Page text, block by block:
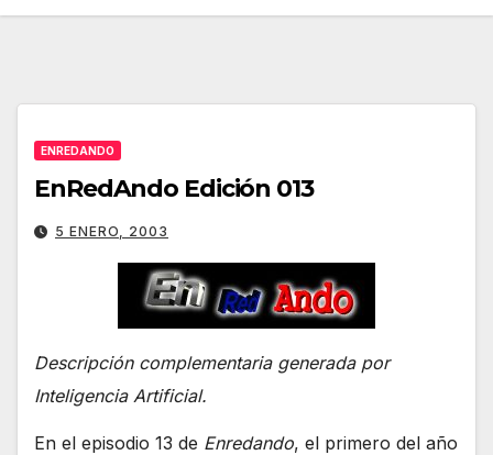
ENREDANDO
EnRedAndo Edición 013
5 ENERO, 2003
Descripción complementaria generada por
Inteligencia Artificial.
En el episodio 13 de Enredando, el primero del año